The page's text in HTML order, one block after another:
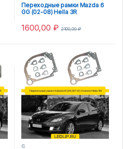
Переходные рамки Mazda 6
GG (02-08) Hella 3R
1600,00 ₽ 2100,00₽
6